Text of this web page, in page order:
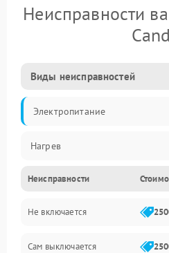
Неисправности
Виды неисправностей
Электропитание
Нагрев
Неисправности
Не включается
Сам выключается